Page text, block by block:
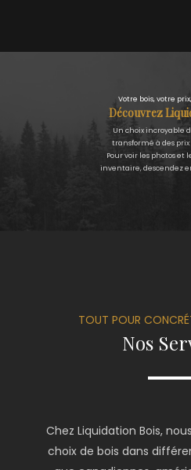
Votre bois, votre
Découvrez
Un choix incroyable
transformé à des
Pour voir les photos et
inventaire, descendez
TOUT POUR
Nos
Chez Liquidation Bois,
choix de bois dans